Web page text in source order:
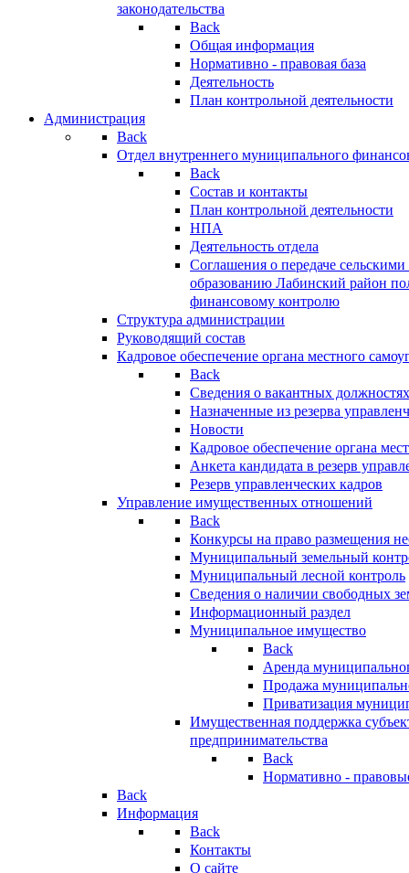
законодательства
Back
Общая информация
Нормативно - правовая база
Деятельность
План контрольной деятельности
Администрация
Back
Отдел внутреннего муниципального
Back
Состав и контакты
План контрольной деятельности
НПА
Деятельность отдела
Соглашения о передаче
образованию Лабинский район
финансовому контролю
Структура администрации
Руководящий состав
Кадровое обеспечение органа местного
Back
Сведения о вакантных
Назначенные из резерва
Новости
Кадровое обеспечение органа
Анкета кандидата в резерв
Резерв управленческих кадров
Управление имущественных отношений
Back
Конкурсы на право размещения
Муниципальный земельный
Муниципальный лесной контроль
Сведения о наличии свободных
Информационный раздел
Муниципальное имущество
Back
Аренда
Продажа
Приватизация
Имущественная поддержка
предпринимательства
Back
Нормативно -
Back
Информация
Back
Контакты
О сайте